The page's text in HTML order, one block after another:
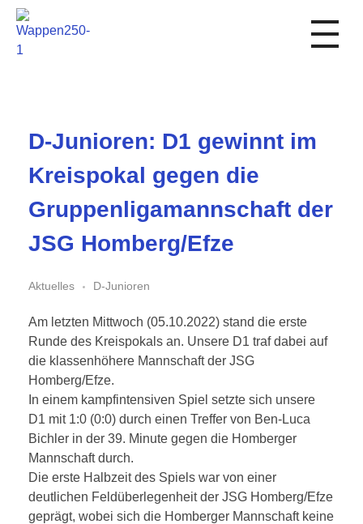
D-Junioren: D1 gewinnt im
Kreispokal gegen die
Gruppenligamannschaft der
JSG Homberg/Efze
Aktuelles D-Junioren
Am letzten Mittwoch (05.10.2022) stand die erste
Runde des Kreispokals an. Unsere D1 traf dabei auf
die klassenhöhere Mannschaft der JSG
Homberg/Efze.
In einem kampfintensiven Spiel setzte sich unsere
D1 mit 1:0 (0:0) durch einen Treffer von Ben-Luca
Bichler in der 39. Minute gegen die Homberger
Mannschaft durch.
Die erste Halbzeit des Spiels war von einer
deutlichen Feldüberlegenheit der JSG Homberg/Efze
geprägt, wobei sich die Homberger Mannschaft keine